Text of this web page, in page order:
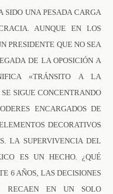
UNA PESADA CARGA
AUNQUE EN LOS
PRESIDENTE QUE NO SEA
DE LA OPOSICIÓN A
«TRÁNSITO A LA
SIGUE CONCENTRANDO
ENCARGADOS DE
DECORATIVOS
LA SUPERVIVENCIA DEL
ES UN HECHO. ¿QUÉ
6 AÑOS, LAS DECISIONES
RECAEN EN UN SOLO